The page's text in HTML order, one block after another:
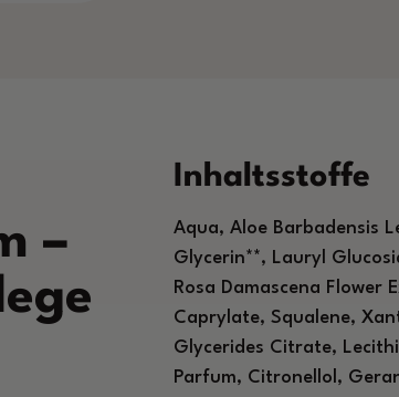
–
Inhaltsstoffe
Aqua, Aloe Barbadensis
Glycerin**, Lauryl
Rosa Damascena
Caprylate, Squalene,
Glycerides Citrate,
Parfum, Citronellol,